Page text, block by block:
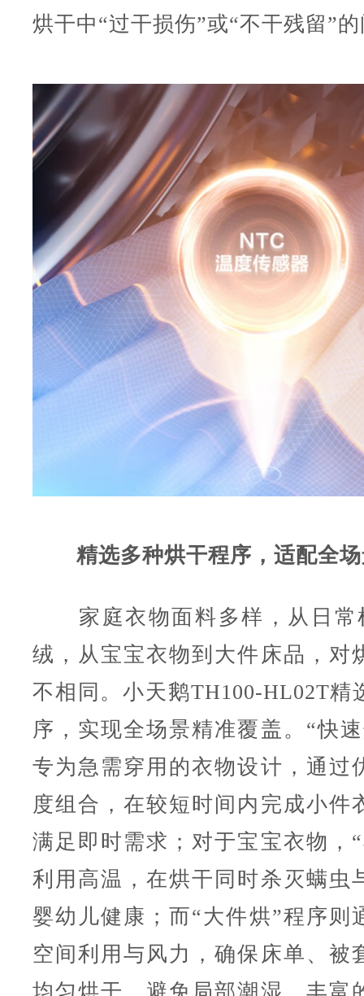
烘干中“过干损伤”或“不干残留”
精选多种烘干程序，适配全场
家庭衣物面料多样，从日常
绒，从宝宝衣物到大件床品，对
不相同。小天鹅TH100-HL02T精
序，实现全场景精准覆盖。“快
专为急需穿用的衣物设计，通过
度组合，在较短时间内完成小件
满足即时需求；对于宝宝衣物，
利用高温，在烘干同时杀灭螨虫
婴幼儿健康；而“大件烘”程序则
空间利用与风力，确保床单、被